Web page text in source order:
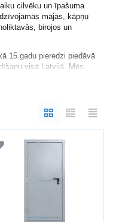
cilvēku un īpašuma
mājās, kāpņu
birojos un
15 gadu pieredzi piedāvā
visā Latvijā. Mēs
tehniskām un